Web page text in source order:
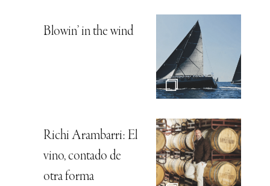
Blowin’ in the wind
Richi Arambarri: El
vino, contado de
otra forma